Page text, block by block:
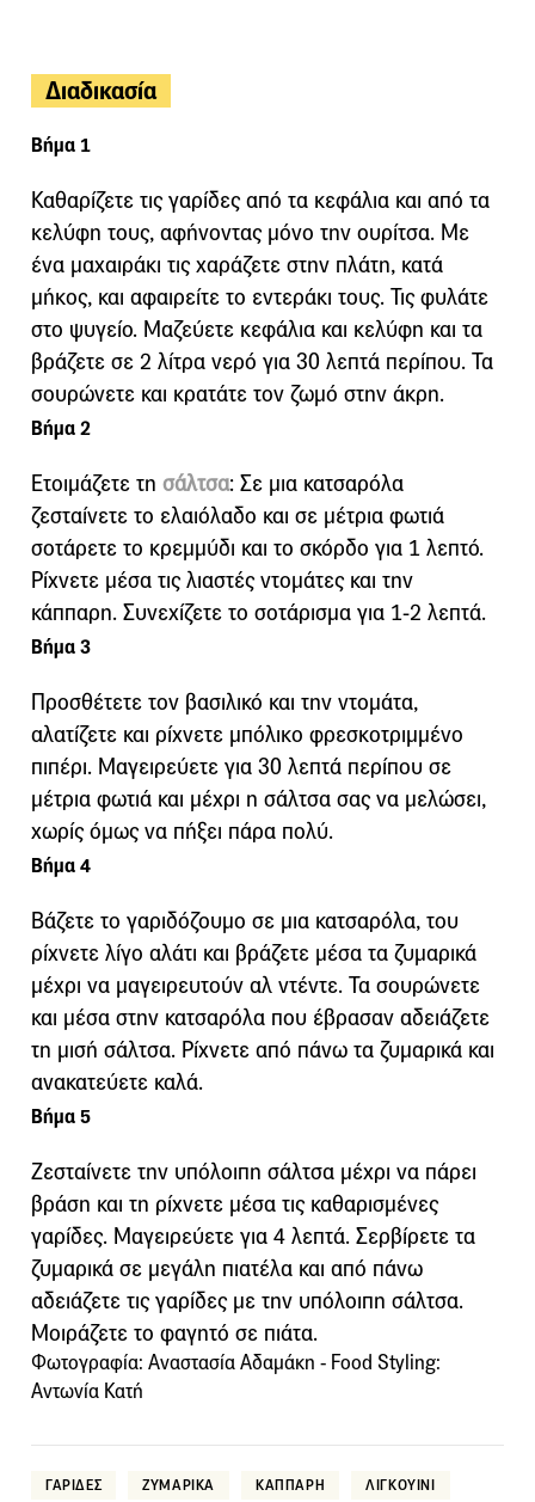
Διαδικασία
Βήμα 1
Καθαρίζετε τις γαρίδες από τα κεφάλια και από τα
κελύφη τους, αφήνοντας μόνο την ουρίτσα. Με
ένα μαχαιράκι τις χαράζετε στην πλάτη, κατά
μήκος, και αφαιρείτε το εντεράκι τους. Τις φυλάτε
στο ψυγείο. Μαζεύετε κεφάλια και κελύφη και τα
βράζετε σε 2 λίτρα νερό για 30 λεπτά περίπου. Τα
σουρώνετε και κρατάτε τον ζωμό στην άκρη.
Βήμα 2
Ετοιμάζετε τη σάλτσα: Σε μια κατσαρόλα
ζεσταίνετε το ελαιόλαδο και σε μέτρια φωτιά
σοτάρετε το κρεμμύδι και το σκόρδο για 1 λεπτό.
Ρίχνετε μέσα τις λιαστές ντομάτες και την
κάππαρη. Συνεχίζετε το σοτάρισμα για 1-2 λεπτά.
Βήμα 3
Προσθέτετε τον βασιλικό και την ντομάτα,
αλατίζετε και ρίχνετε μπόλικο φρεσκοτριμμένο
πιπέρι. Μαγειρεύετε για 30 λεπτά περίπου σε
μέτρια φωτιά και μέχρι η σάλτσα σας να μελώσει,
χωρίς όμως να πήξει πάρα πολύ.
Βήμα 4
Βάζετε το γαριδόζουμο σε μια κατσαρόλα, του
ρίχνετε λίγο αλάτι και βράζετε μέσα τα ζυμαρικά
μέχρι να μαγειρευτούν αλ ντέντε. Τα σουρώνετε
και μέσα στην κατσαρόλα που έβρασαν αδειάζετε
τη μισή σάλτσα. Ρίχνετε από πάνω τα ζυμαρικά και
ανακατεύετε καλά.
Βήμα 5
Ζεσταίνετε την υπόλοιπη σάλτσα μέχρι να πάρει
βράση και τη ρίχνετε μέσα τις καθαρισμένες
γαρίδες. Μαγειρεύετε για 4 λεπτά. Σερβίρετε τα
ζυμαρικά σε μεγάλη πιατέλα και από πάνω
αδειάζετε τις γαρίδες με την υπόλοιπη σάλτσα.
Μοιράζετε το φαγητό σε πιάτα.
Φωτογραφία: Αναστασία Αδαμάκη - Food Styling:
Aντωνία Κατή
ΓΑΡΙΔΕΣ ΖΥΜΑΡΙΚΑ ΚΑΠΠΑΡΗ ΛΙΓΚΟΥΙΝΙ